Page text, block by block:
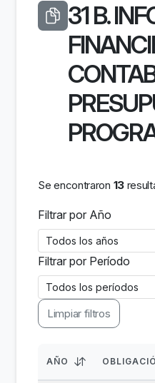
31 B.
Se encontraron 13
Filtrar por Año
Filtrar por Período
Limpiar filtros
AÑO